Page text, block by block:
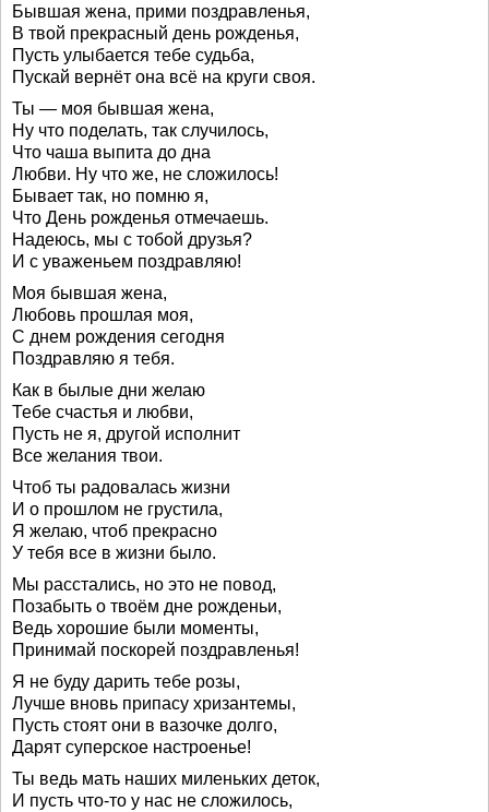
Бывшая жена, прими поздравленья,
В твой прекрасный день рожденья,
Пусть улыбается тебе судьба,
Пускай вернёт она всё на круги своя.
Ты — моя бывшая жена,
Ну что поделать, так случилось,
Что чаша выпита до дна
Любви. Ну что же, не сложилось!
Бывает так, но помню я,
Что День рожденья отмечаешь.
Надеюсь, мы с тобой друзья?
И с уваженьем поздравляю!
Моя бывшая жена,
Любовь прошлая моя,
С днем рождения сегодня
Поздравляю я тебя.
Как в былые дни желаю
Тебе счастья и любви,
Пусть не я, другой исполнит
Все желания твои.
Чтоб ты радовалась жизни
И о прошлом не грустила,
Я желаю, чтоб прекрасно
У тебя все в жизни было.
Мы расстались, но это не повод,
Позабыть о твоём дне рожденьи,
Ведь хорошие были моменты,
Принимай поскорей поздравленья!
Я не буду дарить тебе розы,
Лучше вновь припасу хризантемы,
Пусть стоят они в вазочке долго,
Дарят суперское настроенье!
Ты ведь мать наших миленьких деток,
И пусть что-то у нас не сложилось,